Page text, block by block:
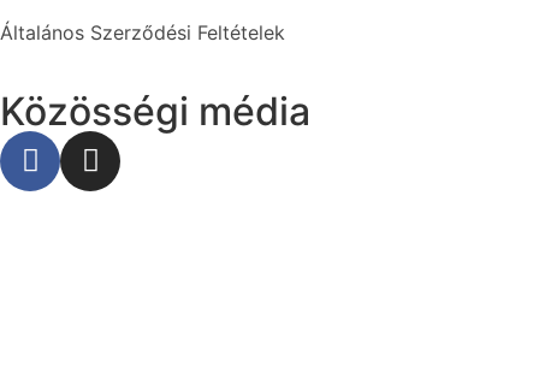
Általános Szerződési Feltételek
Közösségi média